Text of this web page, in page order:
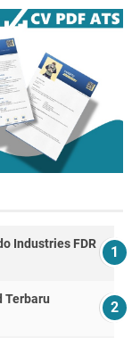
Industries FDR
Terbaru